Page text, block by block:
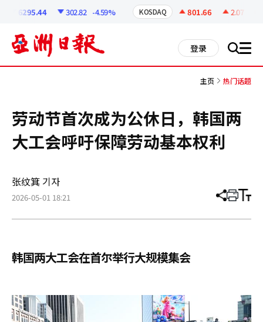
6295.44 302.82 -4.59% KOSDAQ 801.66 2.07
登录 搜 all
主页 热门话题
劳动节首次成为公休日，韩国两
大工会呼吁保障劳动基本权利
张纹箕 기자
2026-05-01 18:21 分
章
打 调
小
韩国两大工会在首尔举行大规模集会